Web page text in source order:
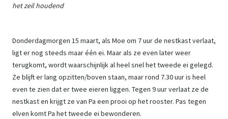
het zeil houdend
Donderdagmorgen 15 maart, als Moe om 7 uur de nestkast verlaat,
ligt er nog steeds maar één ei. Maar als ze even later weer
terugkomt, wordt waarschijnlijk al heel snel het tweede ei gelegd.
Ze blijft er lang opzitten/boven staan, maar rond 7.30 uur is heel
even te zien dat er twee eieren liggen. Tegen 9 uur verlaat ze de
nestkast en krijgt ze van Pa een prooi op het rooster. Pas tegen
elven komt Pa het tweede ei bewonderen.